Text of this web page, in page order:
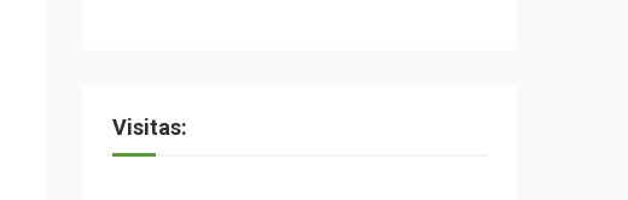
Visitas: